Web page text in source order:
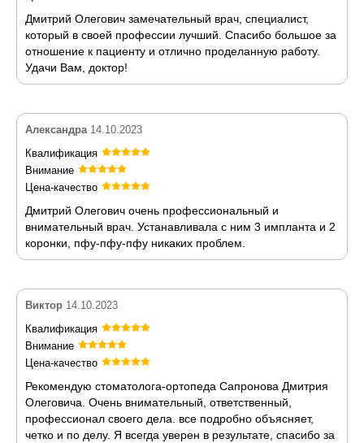
Дмитрий Олегович замечательный врач, специалист,
который в своей профессии лучший. Спасибо большое за
отношение к пациенту и отлично проделанную работу.
Удачи Вам, доктор!
Александра 14.10.2023
Квалификация
Внимание
Цена-качество
Дмитрий Олегович очень профессиональный и
внимательный врач. Устанавливала с ним 3 импланта и 2
коронки, пфу-пфу-пфу никаких проблем.
Виктор 14.10.2023
Квалификация
Внимание
Цена-качество
Рекомендую стоматолога-ортопеда Сапронова Дмитрия
Олеговича. Очень внимательный, ответственный,
профессионал своего дела. все подробно объясняет,
четко и по делу. Я всегда уверен в результате, спасибо за